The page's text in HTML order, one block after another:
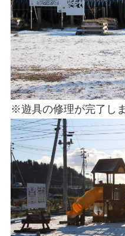
※遊具の修理が完了し